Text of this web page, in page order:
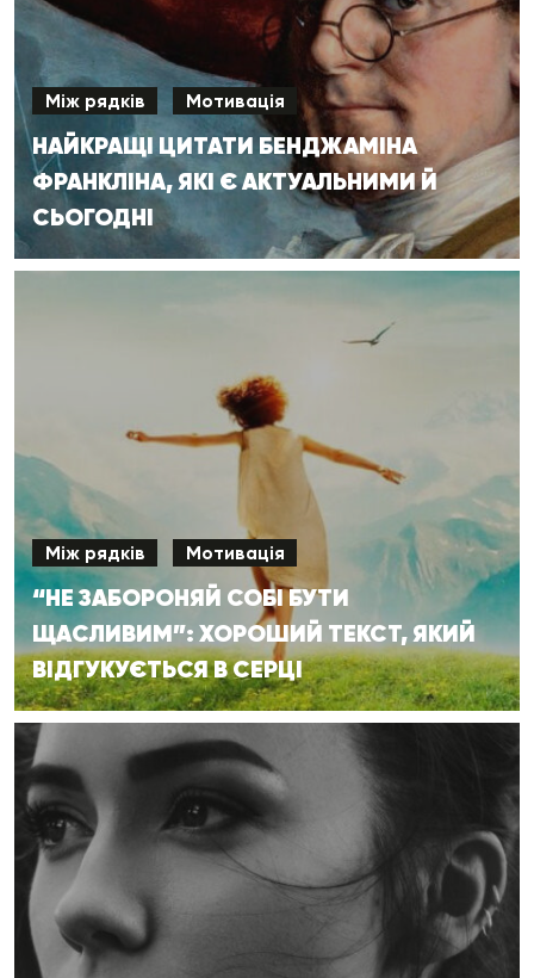
Між рядків Мотивація
НАЙКРАЩІ ЦИТАТИ БЕНДЖАМІНА
ФРАНКЛІНА, ЯКІ Є АКТУАЛЬНИМИ Й
СЬОГОДНІ
Між рядків Мотивація
“НЕ ЗАБОРОНЯЙ СОБІ БУТИ
ЩАСЛИВИМ”: ХОРОШИЙ ТЕКСТ, ЯКИЙ
ВІДГУКУЄТЬСЯ В СЕРЦІ